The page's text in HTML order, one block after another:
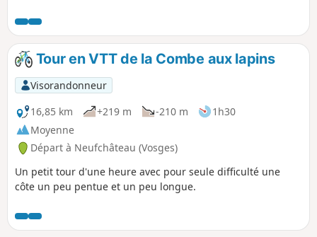
Vers le point (3), la descente caillouteuse vers la grotte
d'enfer, - Après le point (8), la descente, par l'escalier
rudimentaire, face au vide, est un peu vertigineuse.
Tour en VTT de la Combe aux lapins
Visorandonneur
16,85 km
+219 m -210 m
1h30
Moyenne
Départ à Neufchâteau (Vosges)
Un petit tour d'une heure avec pour seule difficulté une
côte un peu pentue et un peu longue.